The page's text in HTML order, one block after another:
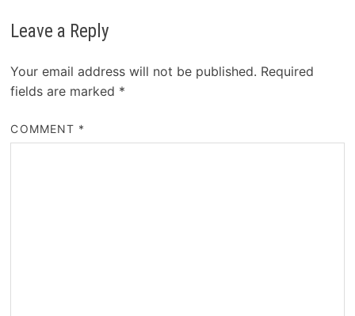
Leave a Reply
Your email address will not be published. Required
fields are marked *
COMMENT *